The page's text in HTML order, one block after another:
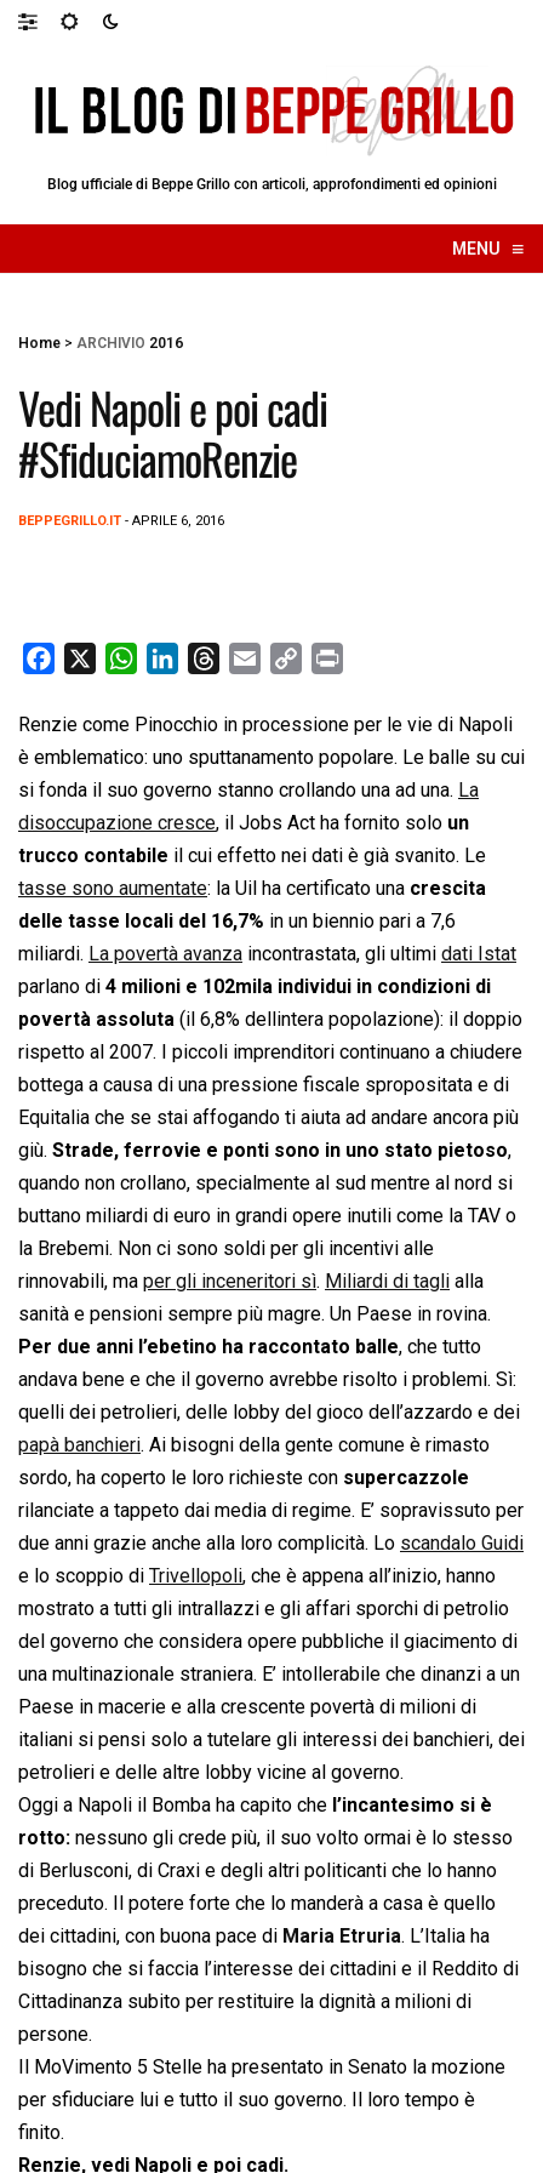
Blog ufficiale di Beppe Grillo con articoli, approfondimenti ed opinioni
MENU ≡
☰
Home > ARCHIVIO 2016
Vedi Napoli e poi cadi
#SfiduciamoRenzie
BEPPEGRILLO.IT - APRILE 6, 2016
c
e
b
o
o
k
W
a
t
s
A
p
p
n
k
e
d
I
n
r
e
a
d
s
a
i
l
p
y
L
i
n
k
i
n
t
Renzie come Pinocchio in processione per le vie di Napoli
è emblematico: uno sputtanamento popolare. Le balle su cui
si fonda il suo governo stanno crollando una ad una. La
disoccupazione cresce, il Jobs Act ha fornito solo un
trucco contabile il cui effetto nei dati è già svanito. Le
tasse sono aumentate: la Uil ha certificato una crescita
delle tasse locali del 16,7% in un biennio pari a 7,6
miliardi. La povertà avanza incontrastata, gli ultimi dati Istat
parlano di 4 milioni e 102mila individui in condizioni di
povertà assoluta (il 6,8% dellintera popolazione): il doppio
rispetto al 2007. I piccoli imprenditori continuano a chiudere
bottega a causa di una pressione fiscale spropositata e di
Equitalia che se stai affogando ti aiuta ad andare ancora più
giù. Strade, ferrovie e ponti sono in uno stato pietoso,
quando non crollano, specialmente al sud mentre al nord si
buttano miliardi di euro in grandi opere inutili come la TAV o
la Brebemi. Non ci sono soldi per gli incentivi alle
rinnovabili, ma per gli inceneritori sì. Miliardi di tagli alla
sanità e pensioni sempre più magre. Un Paese in rovina.
Per due anni l’ebetino ha raccontato balle, che tutto
andava bene e che il governo avrebbe risolto i problemi. Sì:
quelli dei petrolieri, delle lobby del gioco dell’azzardo e dei
papà banchieri. Ai bisogni della gente comune è rimasto
sordo, ha coperto le loro richieste con supercazzole
rilanciate a tappeto dai media di regime. E’ sopravissuto per
due anni grazie anche alla loro complicità. Lo scandalo Guidi
e lo scoppio di Trivellopoli, che è appena all’inizio, hanno
mostrato a tutti gli intrallazzi e gli affari sporchi di petrolio
del governo che considera opere pubbliche il giacimento di
una multinazionale straniera. E’ intollerabile che dinanzi a un
Paese in macerie e alla crescente povertà di milioni di
italiani si pensi solo a tutelare gli interessi dei banchieri, dei
petrolieri e delle altre lobby vicine al governo.
Oggi a Napoli il Bomba ha capito che l’incantesimo si è
rotto: nessuno gli crede più, il suo volto ormai è lo stesso
di Berlusconi, di Craxi e degli altri politicanti che lo hanno
preceduto. Il potere forte che lo manderà a casa è quello
dei cittadini, con buona pace di Maria Etruria. L’Italia ha
bisogno che si faccia l’interesse dei cittadini e il Reddito di
Cittadinanza subito per restituire la dignità a milioni di
persone.
Il MoVimento 5 Stelle ha presentato in Senato la mozione
per sfiduciare lui e tutto il suo governo. Il loro tempo è
finito.
Renzie, vedi Napoli e poi cadi.